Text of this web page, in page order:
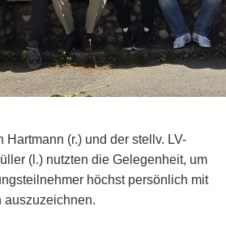
Hartmann (r.) und der stellv. LV-
(l.) nutzten die Gelegenheit, um
höchst persönlich mit
auszuzeichnen.